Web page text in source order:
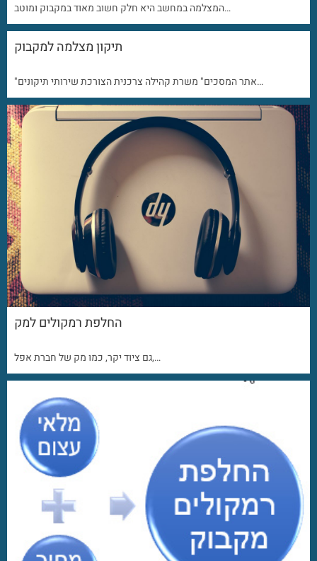
המצלמה במחשב היא חלק חשוב מאוד במקבוק ומוטב…
תיקון מצלמה למקבוק
"אתר המסכים" משרת קהילה צרכנית הצורכת שירותי תיקונים…
החלפת רמקולים למק
גם ציוד יקר, כמו מק של חברת אפל,…